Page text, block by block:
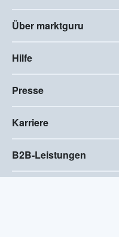
Über marktguru
Hilfe
Presse
Karriere
B2B-Leistungen